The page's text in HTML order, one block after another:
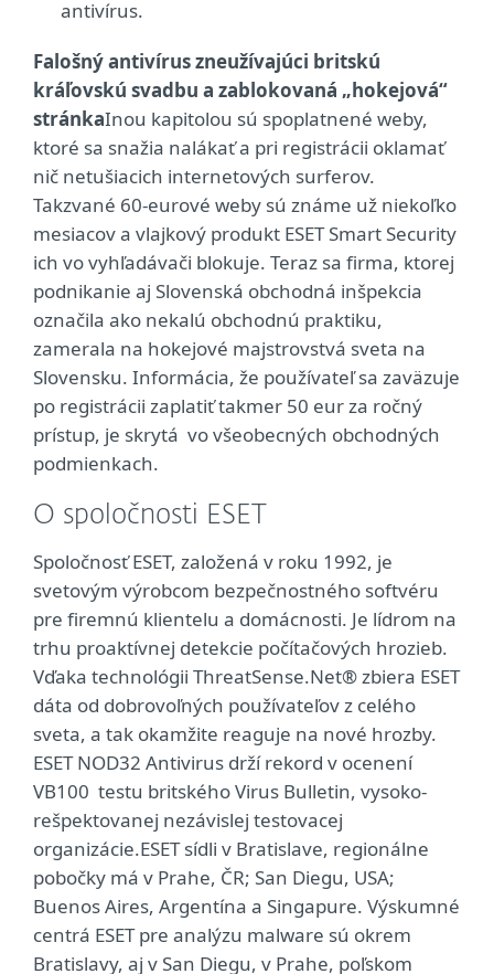
antivírus.
Falošný antivírus zneužívajúci britskú
kráľovskú svadbu a zablokovaná „hokejová“
stránkaInou kapitolou sú spoplatnené weby,
ktoré sa snažia nalákať a pri registrácii oklamať
nič netušiacich internetových surferov.
Takzvané 60-eurové weby sú známe už niekoľko
mesiacov a vlajkový produkt ESET Smart Security
ich vo vyhľadávači blokuje. Teraz sa firma, ktorej
podnikanie aj Slovenská obchodná inšpekcia
označila ako nekalú obchodnú praktiku,
zamerala na hokejové majstrovstvá sveta na
Slovensku. Informácia, že používateľ sa zaväzuje
po registrácii zaplatiť takmer 50 eur za ročný
prístup, je skrytá vo všeobecných obchodných
podmienkach.
O spoločnosti ESET
Spoločnosť ESET, založená v roku 1992, je
svetovým výrobcom bezpečnostného softvéru
pre firemnú klientelu a domácnosti. Je lídrom na
trhu proaktívnej detekcie počítačových hrozieb.
Vďaka technológii ThreatSense.Net® zbiera ESET
dáta od dobrovoľných používateľov z celého
sveta, a tak okamžite reaguje na nové hrozby.
ESET NOD32 Antivirus drží rekord v ocenení
VB100 testu britského Virus Bulletin, vysoko-
rešpektovanej nezávislej testovacej
organizácie.ESET sídli v Bratislave, regionálne
pobočky má v Prahe, ČR; San Diegu, USA;
Buenos Aires, Argentína a Singapure. Výskumné
centrá ESET pre analýzu malware sú okrem
Bratislavy, aj v San Diegu, v Prahe, poľskom